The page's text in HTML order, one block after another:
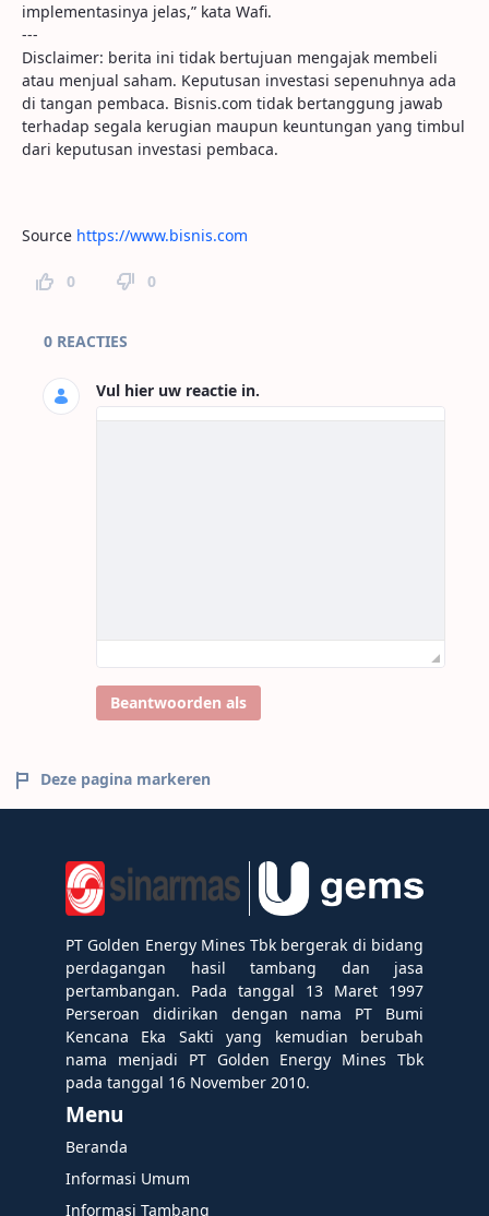
implementasinya jelas,” kata Wafi.
---
Disclaimer: berita ini tidak bertujuan mengajak membeli
atau menjual saham. Keputusan investasi sepenuhnya ada
di tangan pembaca. Bisnis.com tidak bertanggung jawab
terhadap segala kerugian maupun keuntungan yang timbul
dari keputusan investasi pembaca.
Source https://www.bisnis.com
0 0
Paginareacties
0 REACTIES
Vul hier uw reactie in.
Beantwoorden als
Deze pagina markeren
PT Golden Energy Mines Tbk bergerak di bidang
perdagangan hasil tambang dan jasa
pertambangan. Pada tanggal 13 Maret 1997
Perseroan didirikan dengan nama PT Bumi
Kencana Eka Sakti yang kemudian berubah
nama menjadi PT Golden Energy Mines Tbk
pada tanggal 16 November 2010.
Menu
Beranda
Informasi Umum
Informasi Tambang